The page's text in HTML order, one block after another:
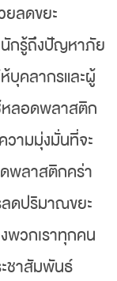
ลดขยะ
นักรู้ถึงปัญหาภัย
บุคลากรและผู้
หลอดพลาสติก
วามมุ่งมั่นที่จะ
พลาสติกคร่า
ดปริมาณขยะ
พวกเราทุกคน
ชาสัมพันธ์